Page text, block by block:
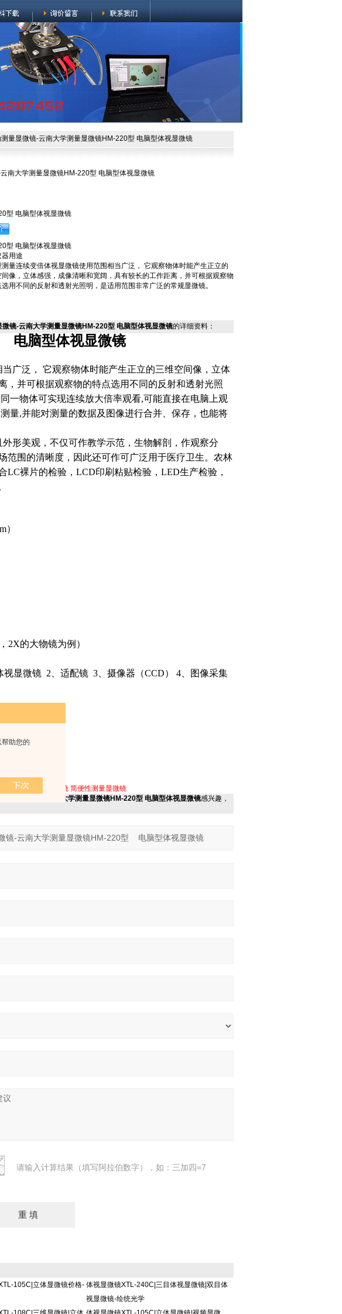
助您的
量显微镜-云南大学测量显微镜HM-220型 电脑型体视显微镜
南大学测量显微镜HM-220型 电脑型体视显微镜
型 电脑型体视显微镜
型 电脑型体视显微镜
用途
测量连续变倍体视显微镜使用范围相当广泛， 它观察物体时能产生正立的
间像，立体感强，成像清晰和宽阔，具有较长的工作距离，并可根据观察物
用不同的反射和透射光照明，是适用范围非常广泛的常规显微镜。
镜-云南大学测量显微镜HM-220型 电脑型体视显微镜的详细资料：
电脑型体视显微镜
广泛，
它观察物体时能产生正立的三维空间像，立体
，并可根据观察物的特点选用不同的反射和透射光照
一物体可实现连续放大倍率观看,可能直接在电脑上观
量,并能对测量的数据及图像进行合并、保存，也能将
形美观，不仅可作教学示范，生物解剖，作观察分
范围的清晰度，因此还可作可广泛用于医疗卫生。农林
LC裸片的检验， LCD印刷粘贴检验， LED生产检验，
）
2X的大物镜为例）
视显微镜 2 、适配镜 3 、摄像器 （CCD） 4 、图像采集
微镜 自动测量显微镜 简便性测量显微镜
测量显微镜-云南大学测量显微镜HM-220型 电脑型体视显微镜感兴趣，
请输入计算结果（填写阿拉伯数字），如：三加四=7
105C|立体显微镜价格- 体视显微镜XTL-240C|三目体视显微镜|双目体
视显微镜-绘统光学